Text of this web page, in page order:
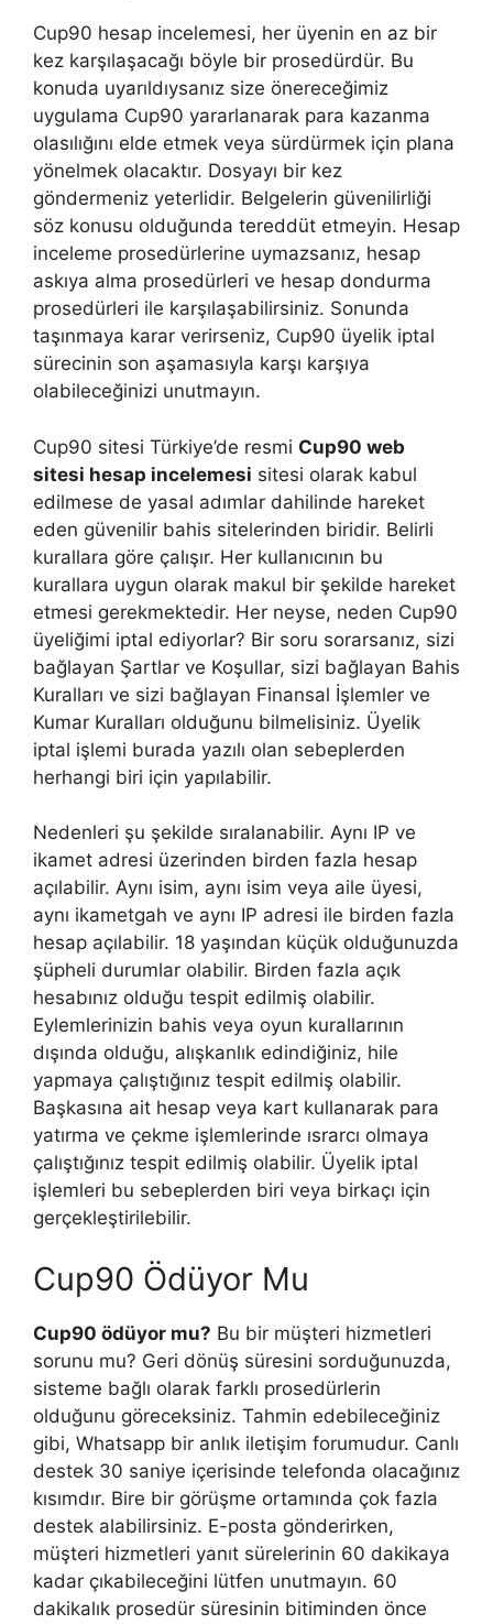
Cup90 hesap incelemesi, her üyenin en az bir
kez karşılaşacağı böyle bir prosedürdür. Bu
konuda uyarıldıysanız size önereceğimiz
uygulama Cup90 yararlanarak para kazanma
olasılığını elde etmek veya sürdürmek için plana
yönelmek olacaktır. Dosyayı bir kez
göndermeniz yeterlidir. Belgelerin güvenilirliği
söz konusu olduğunda tereddüt etmeyin. Hesap
inceleme prosedürlerine uymazsanız, hesap
askıya alma prosedürleri ve hesap dondurma
prosedürleri ile karşılaşabilirsiniz. Sonunda
taşınmaya karar verirseniz, Cup90 üyelik iptal
sürecinin son aşamasıyla karşı karşıya
olabileceğinizi unutmayın.
Cup90 sitesi Türkiye’de resmi Cup90 web
sitesi hesap incelemesi sitesi olarak kabul
edilmese de yasal adımlar dahilinde hareket
eden güvenilir bahis sitelerinden biridir. Belirli
kurallara göre çalışır. Her kullanıcının bu
kurallara uygun olarak makul bir şekilde hareket
etmesi gerekmektedir. Her neyse, neden Cup90
üyeliğimi iptal ediyorlar? Bir soru sorarsanız, sizi
bağlayan Şartlar ve Koşullar, sizi bağlayan Bahis
Kuralları ve sizi bağlayan Finansal İşlemler ve
Kumar Kuralları olduğunu bilmelisiniz. Üyelik
iptal işlemi burada yazılı olan sebeplerden
herhangi biri için yapılabilir.
Nedenleri şu şekilde sıralanabilir. Aynı IP ve
ikamet adresi üzerinden birden fazla hesap
açılabilir. Aynı isim, aynı isim veya aile üyesi,
aynı ikametgah ve aynı IP adresi ile birden fazla
hesap açılabilir. 18 yaşından küçük olduğunuzda
şüpheli durumlar olabilir. Birden fazla açık
hesabınız olduğu tespit edilmiş olabilir.
Eylemlerinizin bahis veya oyun kurallarının
dışında olduğu, alışkanlık edindiğiniz, hile
yapmaya çalıştığınız tespit edilmiş olabilir.
Başkasına ait hesap veya kart kullanarak para
yatırma ve çekme işlemlerinde ısrarcı olmaya
çalıştığınız tespit edilmiş olabilir. Üyelik iptal
işlemleri bu sebeplerden biri veya birkaçı için
gerçekleştirilebilir.
Cup90 Ödüyor Mu
Cup90 ödüyor mu? Bu bir müşteri hizmetleri
sorunu mu? Geri dönüş süresini sorduğunuzda,
sisteme bağlı olarak farklı prosedürlerin
olduğunu göreceksiniz. Tahmin edebileceğiniz
gibi, Whatsapp bir anlık iletişim forumudur. Canlı
destek 30 saniye içerisinde telefonda olacağınız
kısımdır. Bire bir görüşme ortamında çok fazla
destek alabilirsiniz. E-posta gönderirken,
müşteri hizmetleri yanıt sürelerinin 60 dakikaya
kadar çıkabileceğini lütfen unutmayın. 60
dakikalık prosedür süresinin bitiminden önce